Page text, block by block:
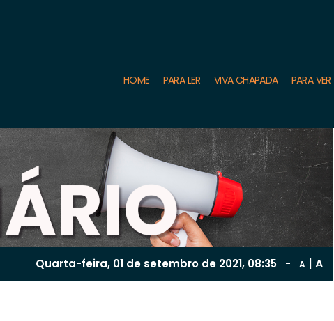
HOME PARA LER VIVA CHAPADA PARA VER
Quarta-feira, 01 de setembro de 2021, 08:35 - A A